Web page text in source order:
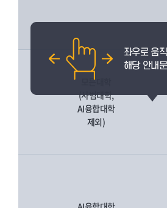
모든대학
(사범대학,
AI융합대학
제외)